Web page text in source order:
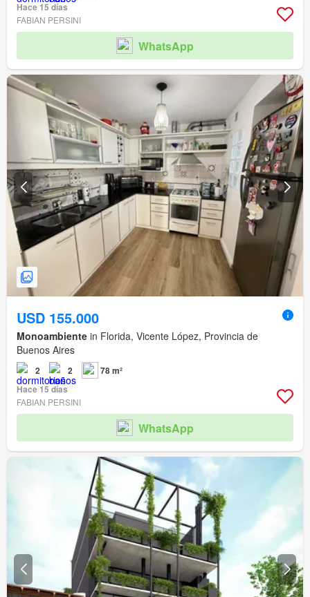
Hace 15 días
FABIAN PERSINI
WhatsApp
USD 155.000
Monoambiente in Florida, Vicente López, Provincia de
Buenos Aires
2 2
78 m²
Hace 15 días
FABIAN PERSINI
WhatsApp